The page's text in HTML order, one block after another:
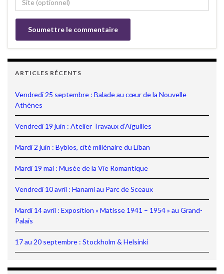
ARTICLES RÉCENTS
Vendredi 25 septembre : Balade au cœur de la Nouvelle
Athènes
Vendredi 19 juin : Atelier Travaux d’Aiguilles
Mardi 2 juin : Byblos, cité millénaire du Liban
Mardi 19 mai : Musée de la Vie Romantique
Vendredi 10 avril : Hanami au Parc de Sceaux
Mardi 14 avril : Exposition « Matisse 1941 – 1954 » au Grand-
Palais
17 au 20 septembre : Stockholm & Helsinki